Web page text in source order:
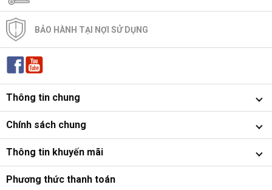
BẢO HÀNH TẠI NỢI SỬ DỤNG
Thông tin chung
Chính sách chung
Thông tin khuyến mãi
Phương thức thanh toán